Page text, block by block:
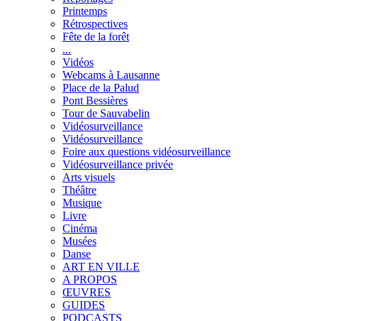
Printemps
Rétrospectives
Fête de la forêt
...
Vidéos
Webcams à Lausanne
Place de la Palud
Pont Bessières
Tour de Sauvabelin
Vidéosurveillance
Vidéosurveillance
Foire aux questions vidéosurveillance
Vidéosurveillance privée
Arts visuels
Théâtre
Musique
Livre
Cinéma
Musées
Danse
ART EN VILLE
A PROPOS
ŒUVRES
GUIDES
PODCASTS